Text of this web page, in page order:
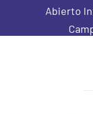
Abierto